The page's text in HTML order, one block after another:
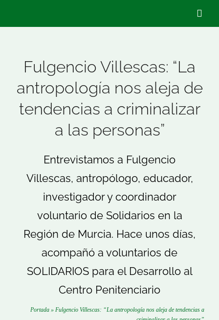
Qué
Voluntariado
Buscar:
Fulgencio Villescas: “La
antropología nos aleja de
tendencias a criminalizar
a las personas”
Entrevistamos a Fulgencio
Villescas, antropólogo, educador,
investigador y coordinador
voluntario de Solidarios en la
Región de Murcia. Hace unos días,
acompañó a voluntarios de
SOLIDARIOS para el Desarrollo al
Centro Penitenciario
Portada » Fulgencio Villescas: “La antropología nos aleja de tendencias a